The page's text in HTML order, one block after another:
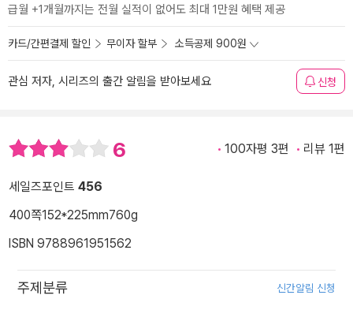
급월 +1개월까지는 전월 실적이 없어도 최대 1만원 혜택 제공
카드/간편결제 할인 무이자 할부 소득공제 900원
관심 저자, 시리즈의 출간 알림을 받아보세요 신청
6 100자평 3편 리뷰 1편
세일즈포인트 456
400쪽152*225mm760g
ISBN 9788961951562
주제분류 신간알림 신청